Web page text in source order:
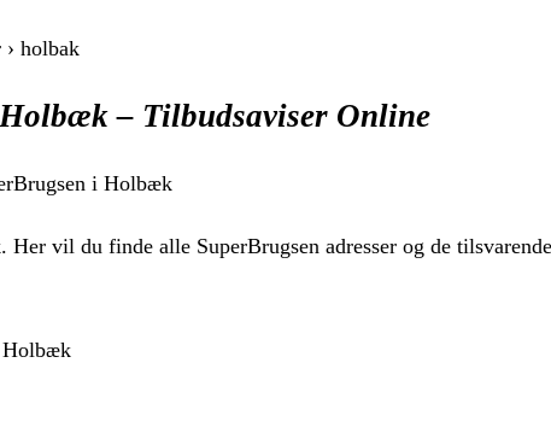
holbak
– Tilbudsaviser Online
i Holbæk
vil du finde alle SuperBrugsen adresser og de
Holbæk